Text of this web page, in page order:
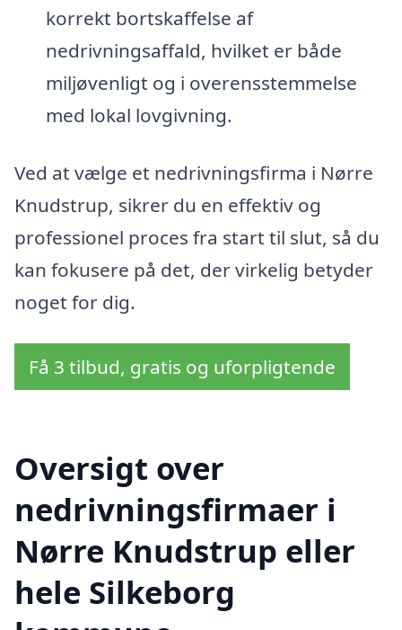
korrekt bortskaffelse af
nedrivningsaffald, hvilket er både
miljøvenligt og i overensstemmelse
med lokal lovgivning.
Ved at vælge et nedrivningsfirma i Nørre
Knudstrup, sikrer du en effektiv og
professionel proces fra start til slut, så du
kan fokusere på det, der virkelig betyder
noget for dig.
Få 3 tilbud, gratis og uforpligtende
Oversigt over
nedrivningsfirmaer i
Nørre Knudstrup eller
hele Silkeborg